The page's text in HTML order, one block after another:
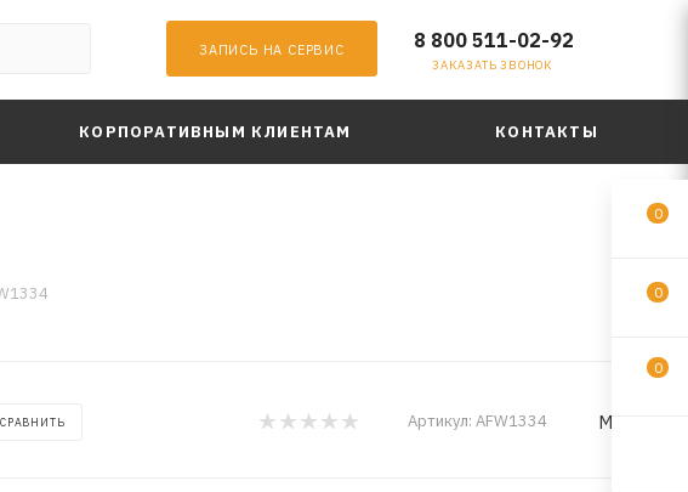
ЗАПИСЬ НА СЕРВИС 8 800 511-02-92
ЗАКАЗАТЬ ЗВОНОК
КОРПОРАТИВНЫМ КЛИЕНТАМ КОНТАКТЫ
СРАВНИТЬ Артикул: AFW1334 MILES
0
0
0